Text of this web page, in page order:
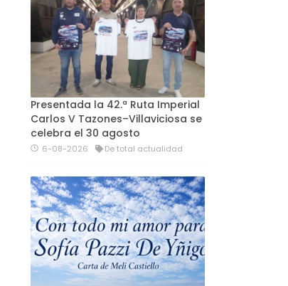
Presentada la 42.ª Ruta Imperial
Carlos V Tazones–Villaviciosa se
celebra el 30 agosto
6-08-2026 De total actualidad